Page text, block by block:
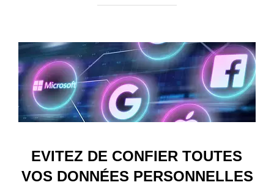
EVITEZ DE CONFIER TOUTES
VOS DONNÉES PERSONNELLES